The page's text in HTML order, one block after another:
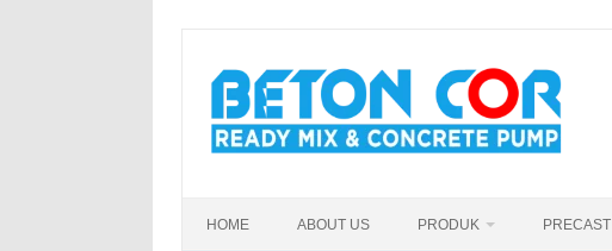
content
HOME ABOUT US PRODUK PRECAST